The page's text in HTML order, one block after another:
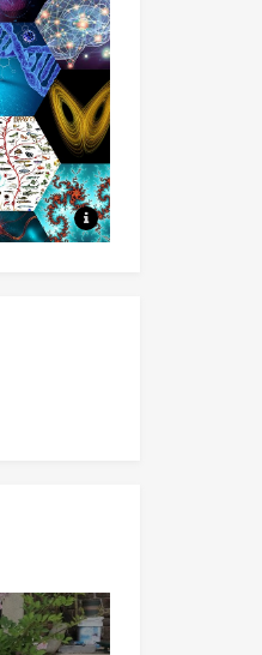
科学家用来理解复杂系统的思